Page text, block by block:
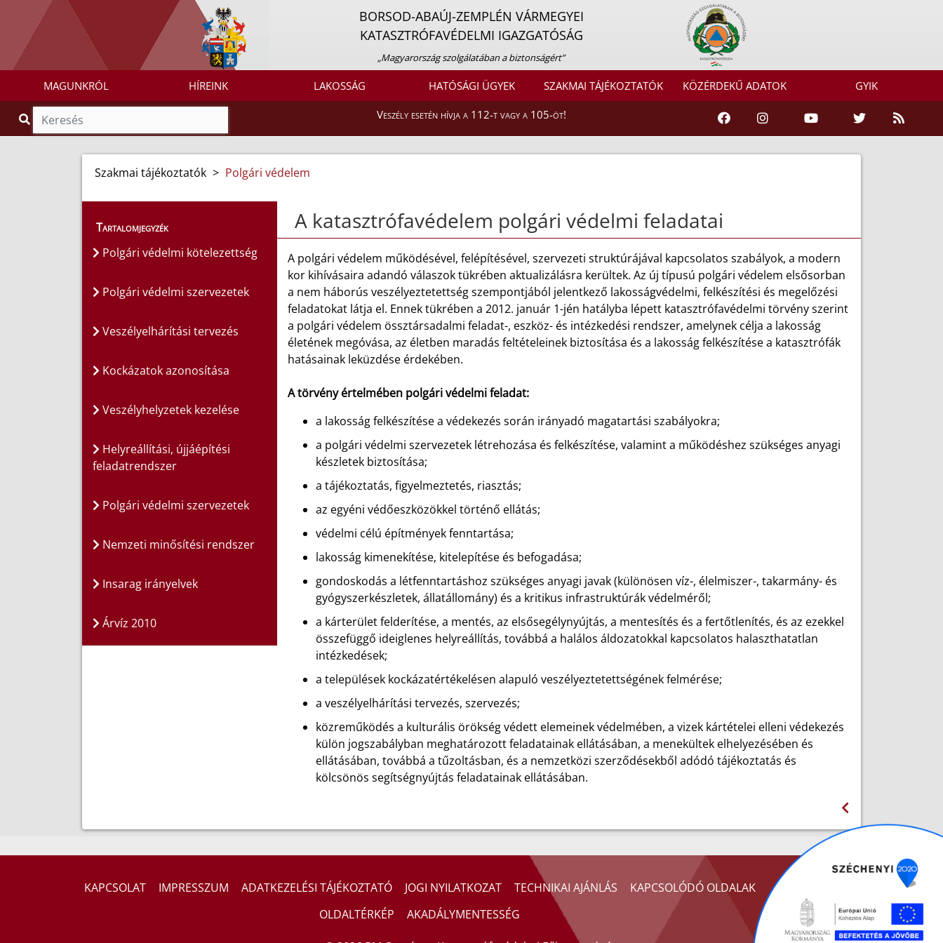
BORSOD-ABAÚJ-ZEMPLÉN VÁRMEGYEI
KATASZTRÓFAVÉDELMI IGAZGATÓSÁG
„Magyarország szolgálatában a biztonságért”
MAGUNKRÓL HÍREINK LAKOSSÁG HATÓSÁGI ÜGYEK SZAKMAI TÁJÉKOZTATÓK KÖZÉRDEKŰ ADATOK GYIK
Veszély esetén hívja a 112-t vagy a 105-öt!
Szakmai tájékoztatók > Polgári védelem
Tartalomjegyzék
Polgári védelmi kötelezettség
Polgári védelmi szervezetek
Veszélyelhárítási tervezés
Kockázatok azonosítása
Veszélyhelyzetek kezelése
Helyreállítási, újjáépítési
feladatrendszer
Polgári védelmi szervezetek
Nemzeti minősítési rendszer
Insarag irányelvek
Árvíz 2010
A katasztrófavédelem polgári védelmi feladatai
A polgári védelem működésével, felépítésével, szervezeti struktúrájával kapcsolatos szabályok, a modern
kor kihívásaira adandó válaszok tükrében aktualizálásra kerültek. Az új típusú polgári védelem elsősorban
a nem háborús veszélyeztetettség szempontjából jelentkező lakosságvédelmi, felkészítési és megelőzési
feladatokat látja el. Ennek tükrében a 2012. január 1-jén hatályba lépett katasztrófavédelmi törvény szerint
a polgári védelem össztársadalmi feladat-, eszköz- és intézkedési rendszer, amelynek célja a lakosság
életének megóvása, az életben maradás feltételeinek biztosítása és a lakosság felkészítése a katasztrófák
hatásainak leküzdése érdekében.
A törvény értelmében polgári védelmi feladat:
a lakosság felkészítése a védekezés során irányadó magatartási szabályokra;
a polgári védelmi szervezetek létrehozása és felkészítése, valamint a működéshez szükséges anyagi
készletek biztosítása;
a tájékoztatás, figyelmeztetés, riasztás;
az egyéni védőeszközökkel történő ellátás;
védelmi célú építmények fenntartása;
lakosság kimenekítése, kitelepítése és befogadása;
gondoskodás a létfenntartáshoz szükséges anyagi javak (különösen víz-, élelmiszer-, takarmány- és
gyógyszerkészletek, állatállomány) és a kritikus infrastruktúrák védelméről;
a kárterület felderítése, a mentés, az elsősegélynyújtás, a mentesítés és a fertőtlenítés, és az ezekkel
összefüggő ideiglenes helyreállítás, továbbá a halálos áldozatokkal kapcsolatos halaszthatatlan
intézkedések;
a települések kockázatértékelésen alapuló veszélyeztetettségének felmérése;
a veszélyelhárítási tervezés, szervezés;
közreműködés a kulturális örökség védett elemeinek védelmében, a vizek kártételei elleni védekezés
külön jogszabályban meghatározott feladatainak ellátásában, a menekültek elhelyezésében és
ellátásában, továbbá a tűzoltásban, és a nemzetközi szerződésekből adódó tájékoztatás és
kölcsönös segítségnyújtás feladatainak ellátásában.
KAPCSOLAT IMPRESSZUM ADATKEZELÉSI TÁJÉKOZTATÓ JOGI NYILATKOZAT TECHNIKAI AJÁNLÁS
KAPCSOLÓDÓ OLDALAK
OLDALTÉRKÉP
AKADÁLYMENTESSÉG